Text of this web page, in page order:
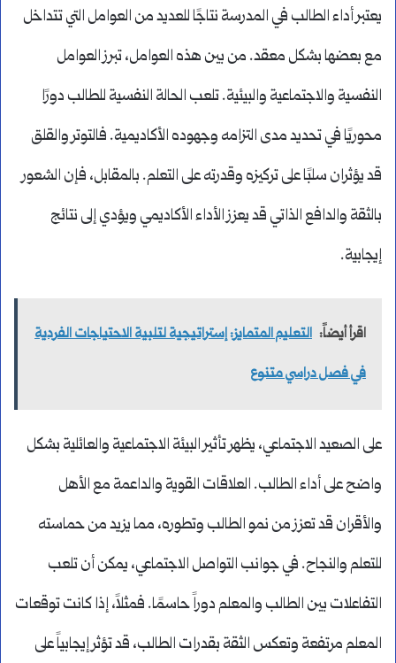
يعتبر أداء الطالب في المدرسة نتاجًا للعديد من العوامل التي تتداخل
مع بعضها بشكل معقد. من بين هذه العوامل، تبرز العوامل
النفسية والاجتماعية والبيئية. تلعب الحالة النفسية للطالب دورًا
محوريًا في تحديد مدى التزامه وجهوده الأكاديمية. فالتوتر والقلق
قد يؤثران سلبًا على تركيزه وقدرته على التعلم. بالمقابل، فإن الشعور
بالثقة والدافع الذاتي قد يعزز الأداء الأكاديمي ويؤدي إلى نتائج
إيجابية.
اقرأ أيضاً: التعليم المتمايز: إستراتيجية لتلبية الاحتياجات الفردية
في فصل دراسي متنوع
على الصعيد الاجتماعي، يظهر تأثير البيئة الاجتماعية والعائلية بشكل
واضح على أداء الطالب. العلاقات القوية والداعمة مع الأهل
والأقران قد تعزز من نمو الطالب وتطوره، مما يزيد من حماسته
للتعلم والنجاح. في جوانب التواصل الاجتماعي، يمكن أن تلعب
التفاعلات بين الطالب والمعلم دوراً حاسمًا. فمثلاً، إذا كانت توقعات
المعلم مرتفعة وتعكس الثقة بقدرات الطالب، قد تؤثر إيجابياً على